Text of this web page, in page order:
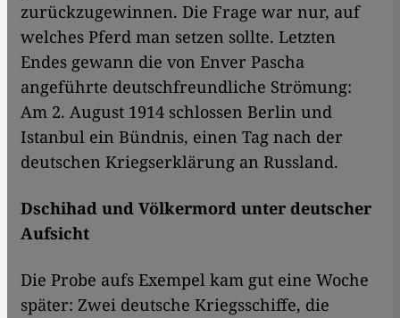
zurückzugewinnen. Die Frage war nur, auf
welches Pferd man setzen sollte. Letzten
Endes gewann die von Enver Pascha
angeführte deutschfreundliche Strömung:
Am 2. August 1914 schlossen Berlin und
Istanbul ein Bündnis, einen Tag nach der
deutschen Kriegserklärung an Russland.
Dschihad und Völkermord unter deutscher
Aufsicht
Die Probe aufs Exempel kam gut eine Woche
später: Zwei deutsche Kriegsschiffe, die